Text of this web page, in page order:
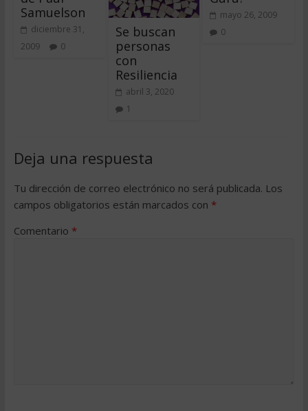
Samuelson
diciembre 31,
2009
0
Se buscan
personas
con
Resiliencia
abril 3, 2020
1
mayo 26, 2009
0
Deja una respuesta
Tu dirección de correo electrónico no será publicada. Los
campos obligatorios están marcados con *
Comentario *